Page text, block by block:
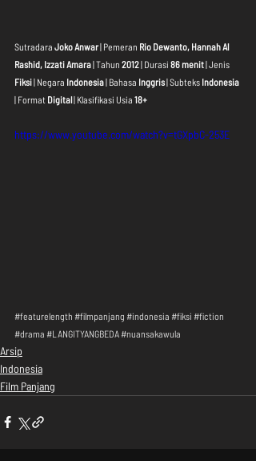
Sutradara Joko Anwar | Pemeran Rio Dewanto, Hannah Al
Rashid, Izzati Amara | Tahun 2012 | Durasi 86 menit | Jenis
Fiksi | Negara Indonesia | Bahasa Inggris | Subteks Indonesia
| Format Digital | Klasifikasi Usia 18+
https://www.youtube.com/watch?v=tGXpbC-253E
#featurelength #filmpanjang #indonesia #fiksi #fiction
#drama #LANGITYANGBEDA#nuansakawula
Arsip
Indonesia
Film Panjang